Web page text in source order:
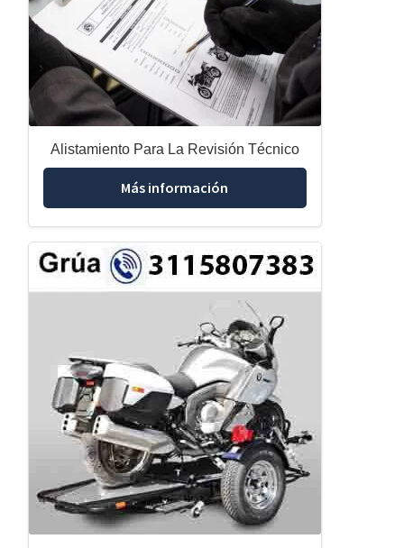
Alistamiento Para La Revisión Técnico
Más información